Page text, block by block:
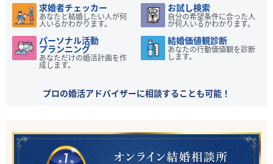
求婚者チェッカー
あなたと結婚したい人が何
人いるかわかります。
お試し検索
自分の希望条件に合った人
が何人いるかわかります。
パーソナル活動
プランニング
あなただけの婚活計画を作
成します。
結婚価値観診断
あなたの行動価値観を診断
します。
プロの婚活アドバイザーに相談することも可能！